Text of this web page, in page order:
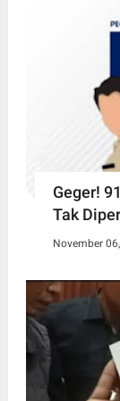
Geger!
Tak
November